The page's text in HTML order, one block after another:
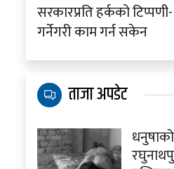
सरकारप्रति हर्कको
गर्नेगरी काम गर्न सकेन
ताजा अपडेट